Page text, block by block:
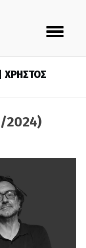
Toggle
navigation
ΧΡΗΣΤΟΣ
2024)